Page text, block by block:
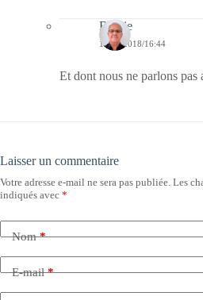
Bernie
16/07/2018/16:44
Et dont nous ne parlons pas
Laisser un commentaire
Votre adresse e-mail ne sera pas publiée. Les
indiqués avec *
Nom*
E-mail*